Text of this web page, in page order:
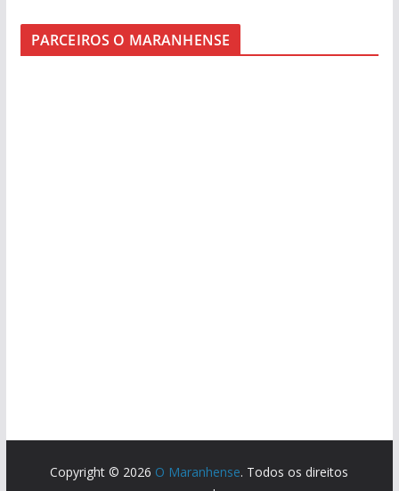
PARCEIROS O MARANHENSE
Copyright © 2026 O Maranhense. Todos os direitos